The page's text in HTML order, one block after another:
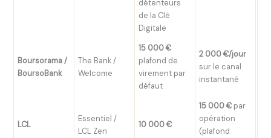
détenteurs
de la Clé
Digitale
Boursorama /
BoursoBank
The Bank /
Welcome
15 000 €
plafond de
virement par
défaut
2 000 €/jour
sur le canal
instantané
LCL
Essentiel /
LCL Zen
10 000 €
15 000 € par
opération
(plafond